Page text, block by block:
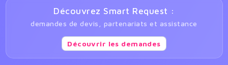
Découvrez Smart Request :
demandes de devis, partenariats et assistance
Découvrir les demandes